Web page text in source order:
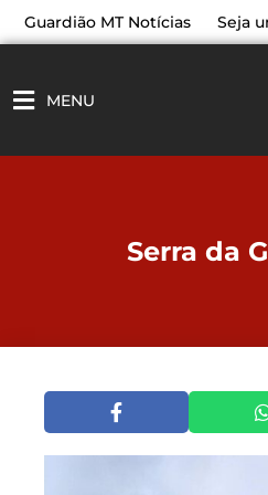
paraGuardião MT Notícias Seja
MENU
Serra da